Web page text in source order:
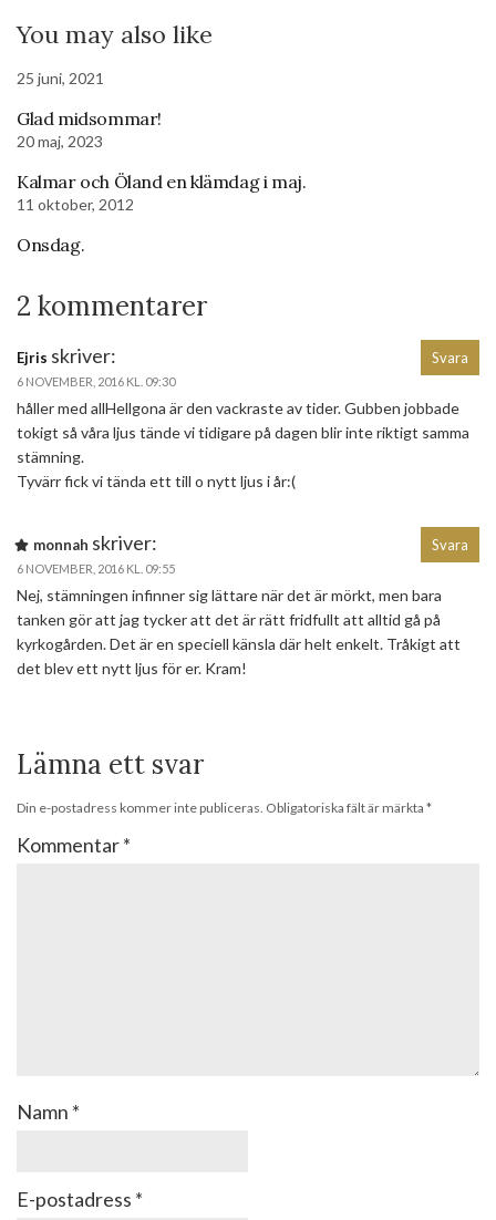
You may also like
25 juni, 2021
Glad midsommar!
20 maj, 2023
Kalmar och Öland en klämdag i maj.
11 oktober, 2012
Onsdag.
2 kommentarer
Ejris skriver:
6 NOVEMBER, 2016 KL. 09:30
håller med allHellgona är den vackraste av tider. Gubben jobbade
tokigt så våra ljus tände vi tidigare på dagen blir inte riktigt samma
stämning.
Tyvärr fick vi tända ett till o nytt ljus i år:(
Svara
monnah skriver:
6 NOVEMBER, 2016 KL. 09:55
Nej, stämningen infinner sig lättare när det är mörkt, men bara
tanken gör att jag tycker att det är rätt fridfullt att alltid gå på
kyrkogården. Det är en speciell känsla där helt enkelt. Tråkigt att
det blev ett nytt ljus för er. Kram!
Svara
Lämna ett svar
Din e-postadress kommer inte publiceras. Obligatoriska fält är märkta *
Kommentar*
Namn *
E-postadress *